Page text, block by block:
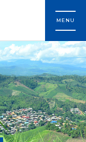
MENU